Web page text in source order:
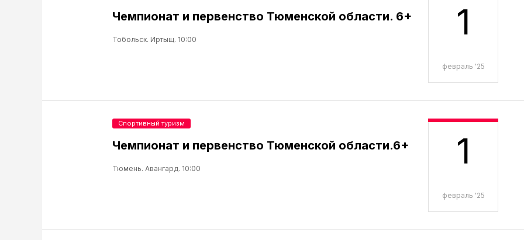
1
февраль '25
Чемпионат и первенство Тюменской области. 6+
Тобольск. Иртыщ. 10:00
1
февраль '25
Чемпионат и первенство Тюменской области.6+
Тюмень. Авангард. 10:00
Спортивный туризм